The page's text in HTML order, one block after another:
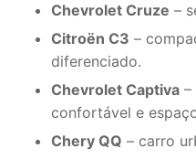
Chevrolet Cruze –
Citroën C3 –
diferenciado.
Chevrolet Captiva –
confortável e
Chery QQ – carro